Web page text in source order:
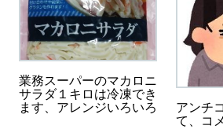
業務スーパーのマカロニ
サラダ１キロは冷凍でき
ます、アレンジいろいろ
アンチ
て、コ